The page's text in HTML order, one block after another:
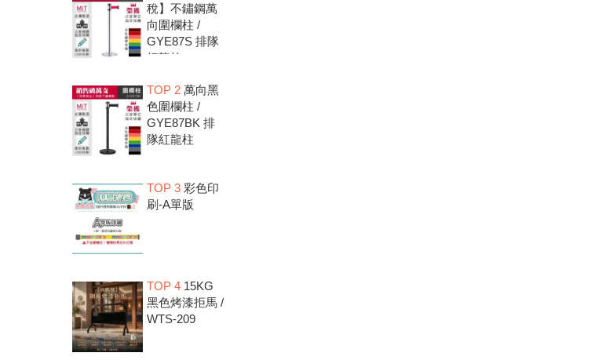
稅】不鏽鋼萬
向圍欄柱 /
GYE87S 排隊
紅龍柱
TOP 2 萬向黑
色圍欄柱 /
GYE87BK 排
隊紅龍柱
TOP 3 彩色印
刷-A單版
TOP 4 15KG
黑色烤漆拒馬 /
WTS-209